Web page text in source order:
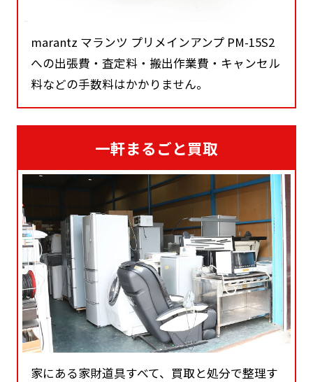
marantz マランツ プリメインアンプ PM-15S2
への出張費・査定料・搬出作業費・キャンセル
料などの手数料はかかりません。
一軒まるごと買取
家にある家財道具すべて、買取と処分で整理す